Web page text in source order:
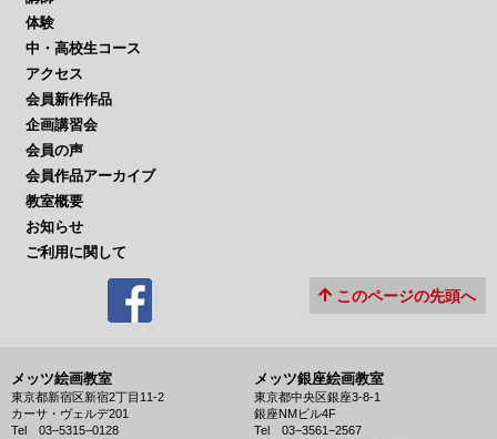
体験
中・高校生コース
アクセス
会員新作作品
企画講習会
会員の声
会員作品アーカイブ
教室概要
お知らせ
ご利用に関して
このページの先頭へ
メッツ絵画教室
東京都新宿区新宿2丁目11-2
カーサ・ヴェルデ201
Tel 03−5315−0128
メッツ銀座絵画教室
東京都中央区銀座3-8-1
銀座NMビル4F
Tel 03−3561−2567